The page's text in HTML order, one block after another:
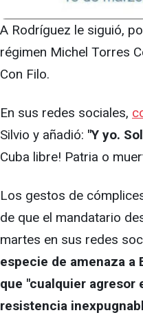
A Rodríguez le siguió,
régimen Michel Torres
Con Filo.
En sus redes sociales,
Silvio y añadió: "Y yo.
Cuba libre! Patria o
Los gestos de
de que el mandatario
martes en sus redes
especie de amenaza a
que "cualquier agresor
resistencia